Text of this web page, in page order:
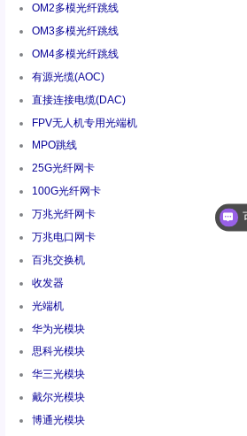
OM2多模光纤跳线
OM3多模光纤跳线
OM4多模光纤跳线
有源光缆(AOC)
直接连接电缆(DAC)
FPV无人机专用光端机
MPO跳线
25G光纤网卡
100G光纤网卡
万兆光纤网卡
万兆电口网卡
百兆交换机
收发器
光端机
华为光模块
思科光模块
华三光模块
戴尔光模块
博通光模块